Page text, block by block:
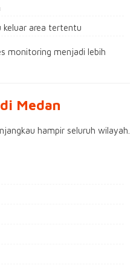
keluar area tertentu
monitoring menjadi lebih
Medan
hampir seluruh wilayah.